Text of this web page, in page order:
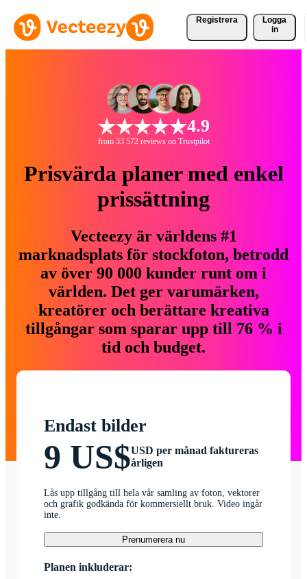
Registrera
Logga
in
4.9
from 33 572 reviews on Trustpilot
Prisvärda planer med enkel
prissättning
Vecteezy är världens #1
marknadsplats för stockfoton, betrodd
av över 90 000 kunder runt om i
världen. Det ger varumärken,
kreatörer och berättare kreativa
tillgångar som sparar upp till 76 % i
tid och budget.
Endast bilder
9 US$USD per månad faktureras
årligen
Lås upp tillgång till hela vår samling av foton, vektorer
och grafik godkända för kommersiellt bruk. Video ingår
inte.
Prenumerera nu
Planen inkluderar: